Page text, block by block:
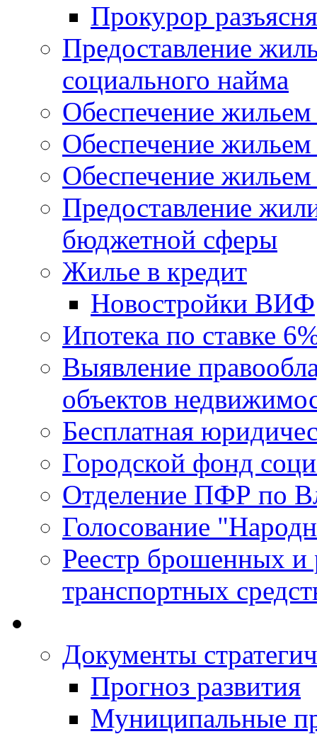
Прокурор
Предоставление
социального найма
Обеспечение
Обеспечение
Обеспечение жильем
Предоставление
бюджетной сферы
Жилье в кредит
Новостройки ВИФ
Ипотека по ставке
Выявление
объектов
Бесплатная
Городской фонд
Отделение ПФР по
Голосование
Реестр брошенных и
транспортных
Документы
Прогноз развития
Муниципальные